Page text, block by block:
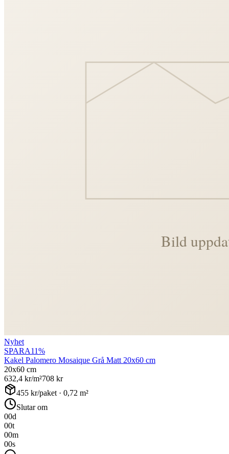
Nyhet
SPARA11%
Kakel Palomero Mosaique Grå Matt 20x60 cm
20x60 cm
632,4 kr/m²708 kr
455 kr/paket · 0,72 m²
Slutar om
00d
00t
00m
00s